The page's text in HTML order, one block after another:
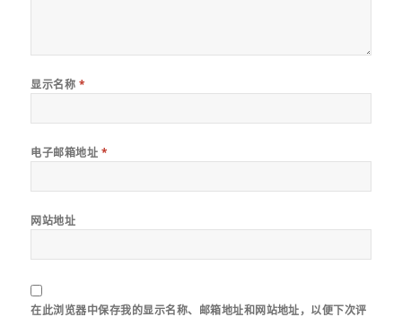
显示名称 *
电子邮箱地址 *
网站地址
在此浏览器中保存我的显示名称、邮箱地址和网站地址，以便下次评